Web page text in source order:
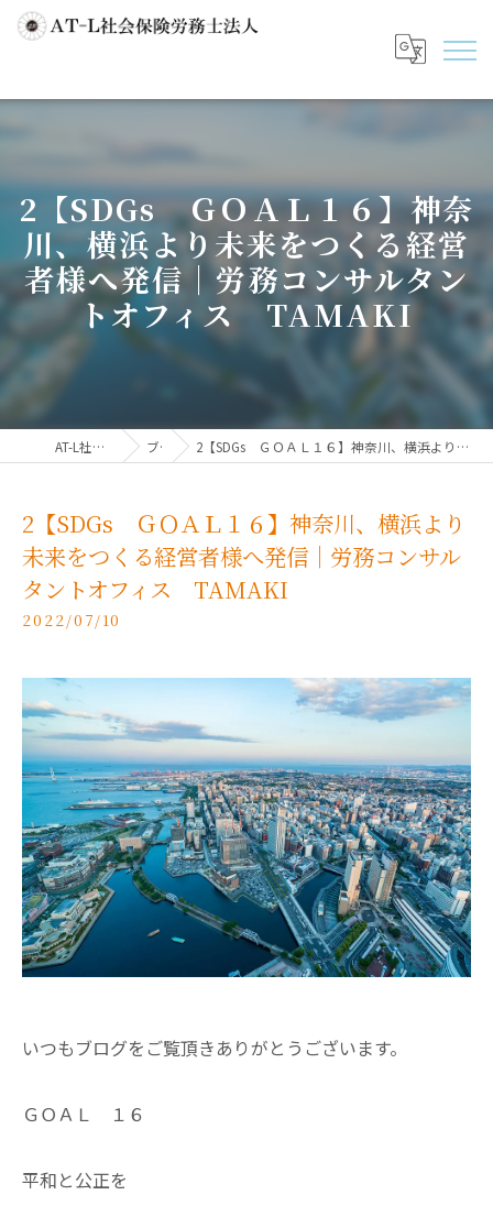
2【SDGs ＧＯＡＬ１６】神奈
川、横浜より未来をつくる経営
者様へ発信｜労務コンサルタン
トオフィス TAMAKI
AT-L社会保険労務士法人 ブログ 2【SDGs ＧＯＡＬ１６】神奈川、横浜より未来をつくる経営者様へ発信｜労務コンサルタントオフィス TAMAKI
2【SDGs ＧＯＡＬ１６】神奈川、横浜より
未来をつくる経営者様へ発信｜労務コンサル
タントオフィス TAMAKI
2022/07/10
いつもブログをご覧頂きありがとうございます。
ＧＯＡＬ １６
平和と公正を